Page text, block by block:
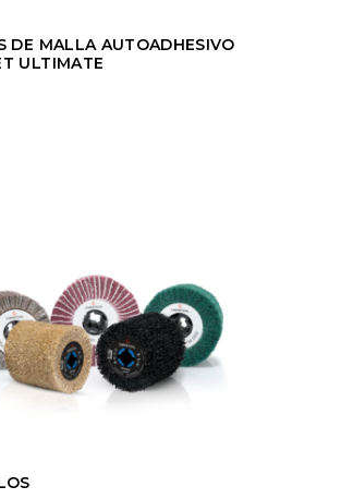
DE MALLA AUTOADHESIVO
ULTIMATE